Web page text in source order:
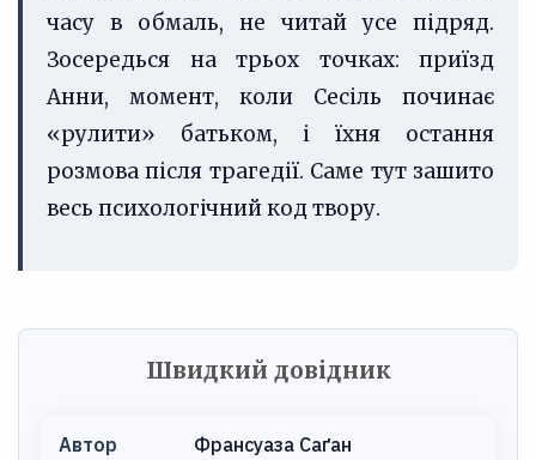
часу в обмаль, не читай усе підряд.
Зосередься на трьох точках: приїзд
Анни, момент, коли Сесіль починає
«рулити» батьком, і їхня остання
розмова після трагедії. Саме тут зашито
весь психологічний код твору.
Швидкий довідник
Автор Франсуаза Саґан